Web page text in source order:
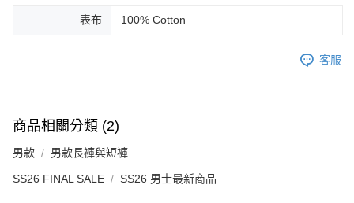
表布 100% Cotton
客服
商品相關分類 (2)
男款 男款長褲與短褲
SS26 FINAL SALE SS26 男士最新商品